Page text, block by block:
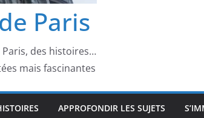
l’impressionnisme
de Toulouse-Lautrec : visages, corps et
de la Belle Époque
Paris
des histoires…
mais fascinantes
APPROFONDIR LES SUJETS